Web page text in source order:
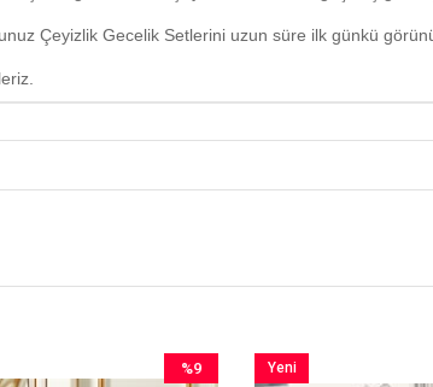
Çeyizlik Gecelik Setlerini uzun süre ilk günkü
%9
Yeni